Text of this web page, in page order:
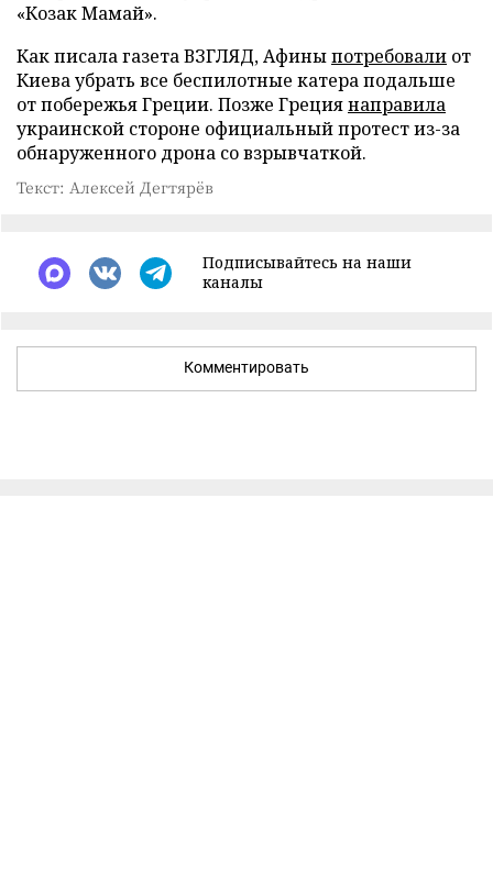
«Козак Мамай».
Как писала газета ВЗГЛЯД, Афиныпотребовали от
Киева убрать все беспилотные катера подальше
от побережья Греции. Позже Грециянаправила
украинской стороне официальный протест из-за
обнаруженного дрона со взрывчаткой.
Текст: Алексей Дегтярёв
Подписывайтесь на наши
каналы
Комментировать